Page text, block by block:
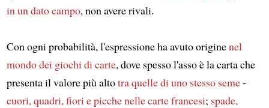
in un dato campo, non avere rivali.
Con ogni probabilità, l'espressione ha avuto originenel
mondo dei giochi di carte, dove spesso l'asso è la carta che
presenta il valore più altotra quelle di uno stesso seme-
cuori, quadri, fiori e picchenelle carte francesi; spade,